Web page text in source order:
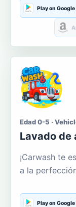
Play on Google
Edad 0-5 ·
Lavado de
¡Carwash te
a la
Play on Google